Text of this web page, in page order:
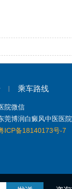
乘车路线
院微信
莞博润白癜风中医医院
ICP备18140173号-7